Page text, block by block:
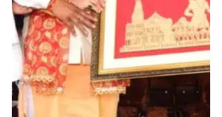
या
प्र
ति
भा
ग